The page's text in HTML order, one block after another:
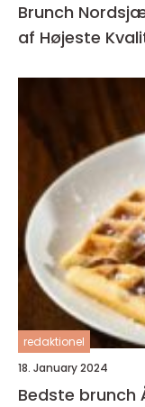
Brunch
af Højeste
redaktionel
18. January 2024
Bedste brunch